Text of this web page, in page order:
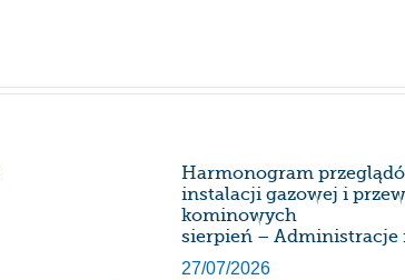
Harmonogram
instalacji gazowej i
kominowych
sierpień – Administracje
27/07/2026